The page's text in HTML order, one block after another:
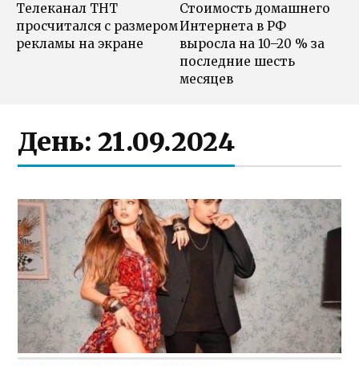
Телеканал ТНТ
просчитался с размером
рекламы на экране
Стоимость домашнего
Интернета в РФ
выросла на 10–20 % за
последние шесть
месяцев
День:21.09.2024